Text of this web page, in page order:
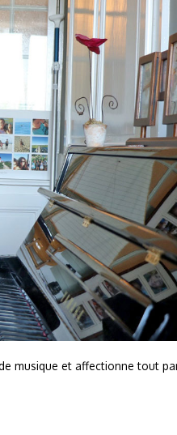
musique et affectionne tout